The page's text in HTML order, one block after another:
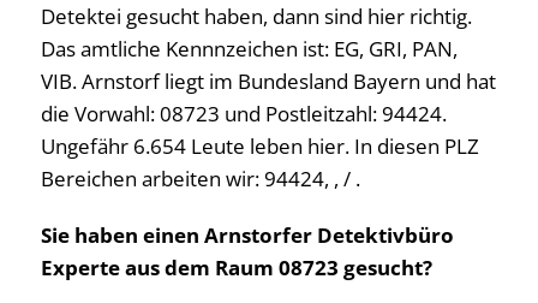
Detektei gesucht haben, dann sind hier richtig.
Das amtliche Kennnzeichen ist: EG, GRI, PAN,
VIB. Arnstorf liegt im Bundesland Bayern und hat
die Vorwahl: 08723 und Postleitzahl: 94424.
Ungefähr 6.654 Leute leben hier. In diesen PLZ
Bereichen arbeiten wir: 94424, , / .
Sie haben einen Arnstorfer Detektivbüro
Experte aus dem Raum 08723 gesucht?